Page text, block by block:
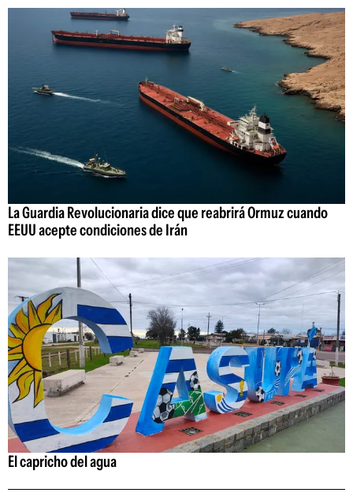
La Guardia Revolucionaria dice que reabrirá Ormuz cuando
EEUU acepte condiciones de Irán
El capricho del agua